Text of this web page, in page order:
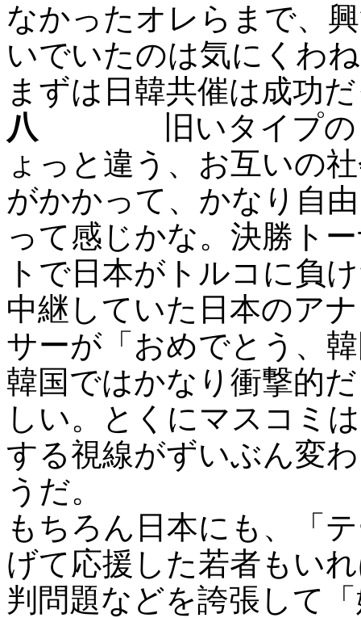
なかったオレらまで、
いでいたのは気にくわ
まずは日韓共催は成功
八 旧いタイプの「
ょっと違う、お互いの
がかかって、かなり自
って感じかな。決勝ト
トで日本がトルコに負
中継していた日本のア
サーが「おめでとう、
韓国ではかなり衝撃的
しい。とくにマスコミ
する視線がずいぶん変
うだ。
もちろん日本にも、「
げて応援した若者もい
判問題などを誇張して